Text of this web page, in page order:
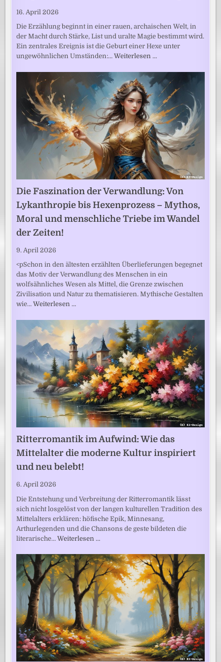
16. April 2026
Die Erzählung beginnt in einer rauen, archaischen Welt, in
der Macht durch Stärke, List und uralte Magie bestimmt wird.
Ein zentrales Ereignis ist die Geburt einer Hexe unter
ungewöhnlichen Umständen:…Weiterlesen …
Die Faszination der Verwandlung: Von
Lykanthropie bis Hexenprozess – Mythos,
Moral und menschliche Triebe im Wandel
der Zeiten!
9. April 2026
<pSchon in den ältesten erzählten Überlieferungen begegnet
das Motiv der Verwandlung des Menschen in ein
wolfsähnliches Wesen als Mittel, die Grenze zwischen
Zivilisation und Natur zu thematisieren. Mythische Gestalten
wie…Weiterlesen …
Ritterromantik im Aufwind: Wie das
Mittelalter die moderne Kultur inspiriert
und neu belebt!
6. April 2026
Die Entstehung und Verbreitung der Ritterromantik lässt
sich nicht losgelöst von der langen kulturellen Tradition des
Mittelalters erklären: höfische Epik, Minnesang,
Arthurlegenden und die Chansons de geste bildeten die
literarische…Weiterlesen …